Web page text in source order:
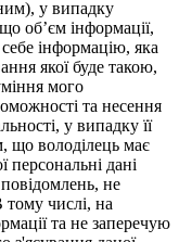
у випадку
об’єм інформації,
інформацію, яка
якої буде такою,
мого
та несення
у випадку її
що володілець має
персональні дані
не
числі, на
та не заперечую